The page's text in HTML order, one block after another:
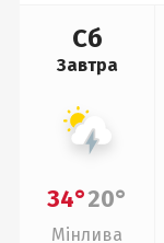
Сб
Завтра
34°20°
Мінлива